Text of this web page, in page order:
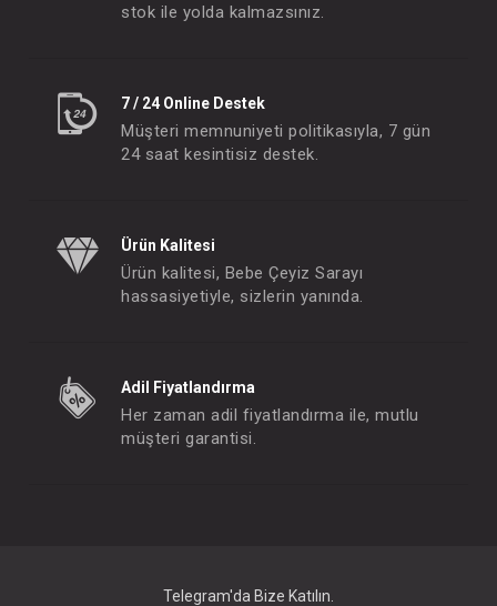
stok ile yolda kalmazsınız.
7 / 24 Online Destek
Müşteri memnuniyeti politikasıyla, 7 gün
24 saat kesintisiz destek.
Ürün Kalitesi
Ürün kalitesi, Bebe Çeyiz Sarayı
hassasiyetiyle, sizlerin yanında.
Adil Fiyatlandırma
Her zaman adil fiyatlandırma ile, mutlu
müşteri garantisi.
Telegram'da Bize Katılın.